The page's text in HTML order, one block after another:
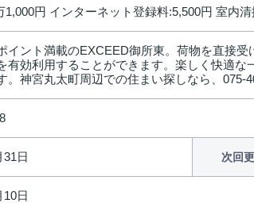
1,000円 インターネット登録料:5,500円 室内
イント満載のEXCEED御所東。荷物を直接
有効利用することができます。楽しく快適
。神宮丸太町周辺での住まい探しなら、075-
31日 次回
10日